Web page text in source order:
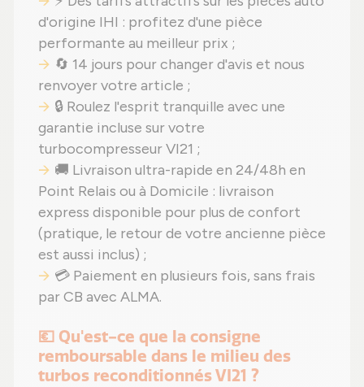
d'origine IHI : profitez d'une pièce
performante au meilleur prix ;
🔄 14 jours pour changer d'avis et nous
renvoyer votre article ;
🔒 Roulez l'esprit tranquille avec une
garantie incluse sur votre
turbocompresseur VI21 ;
🚚 Livraison ultra-rapide en 24/48h en
Point Relais ou à Domicile : livraison
express disponible pour plus de confort
(pratique, le retour de votre ancienne pièce
est aussi inclus) ;
💳 Paiement en plusieurs fois, sans frais
par CB avec ALMA.
💶 Qu'est-ce que la consigne
remboursable dans le milieu des
turbos reconditionnés VI21 ?